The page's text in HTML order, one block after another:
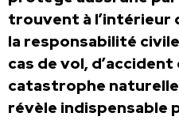
trouvent à l’intérieur
la responsabilité
cas de vol,
catastrophe
révèle indispensable